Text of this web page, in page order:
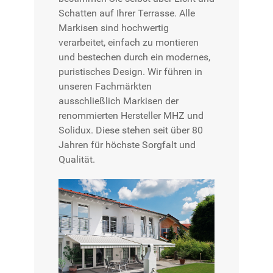
Schatten auf Ihrer Terrasse. Alle
Markisen sind hochwertig
verarbeitet, einfach zu montieren
und bestechen durch ein modernes,
puristisches Design. Wir führen in
unseren Fachmärkten
ausschließlich Markisen der
renommierten Hersteller MHZ und
Solidux. Diese stehen seit über 80
Jahren für höchste Sorgfalt und
Qualität.